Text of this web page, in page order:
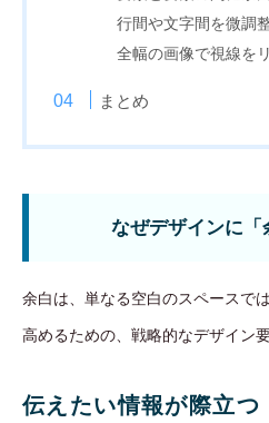
行間や文字間を微調
全幅の画像で視線を
まとめ
なぜデザインに「
余白は、単なる空白のスペースで
高めるための、戦略的なデザイン
伝えたい情報が際立つ